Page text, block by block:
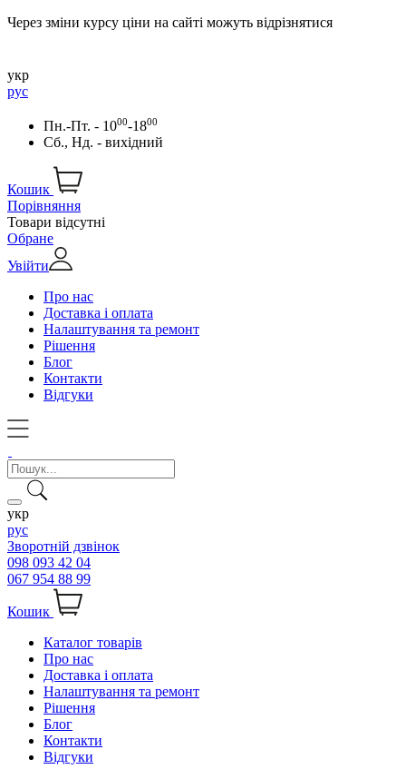
Через зміни курсу ціни на сайті можуть відрізнятися
укр
рус
Пн.-Пт. - 1000-1800
Сб., Нд. - вихідний
Кошик
Порівняння
Товари відсутні
Обране
Увійти
Про нас
Доставка і оплата
Налаштування та ремонт
Рішення
Блог
Контакти
Відгуки
укр
рус
Зворотній дзвінок
098 093 42 04
067 954 88 99
Кошик
Каталог товарів
Про нас
Доставка і оплата
Налаштування та ремонт
Рішення
Блог
Контакти
Відгуки